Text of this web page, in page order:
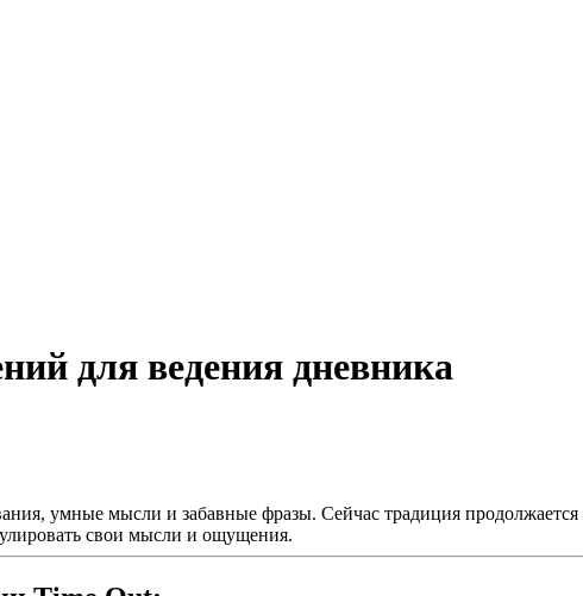
для ведения дневника
умные мысли и забавные фразы. Сейчас традиция
свои мысли и ощущения.